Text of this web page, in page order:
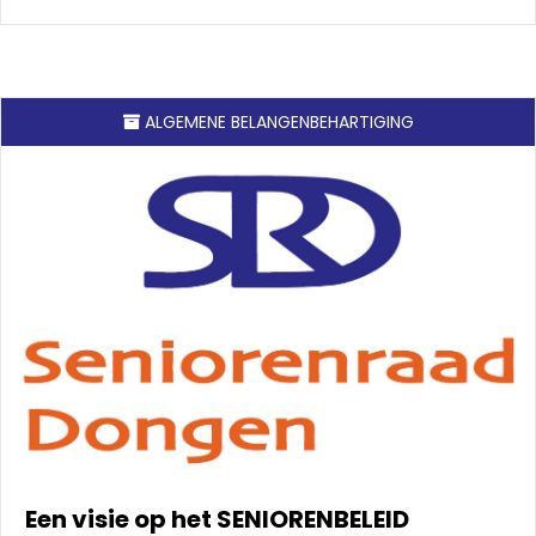
ALGEMENE BELANGENBEHARTIGING
Een visie op het SENIORENBELEID